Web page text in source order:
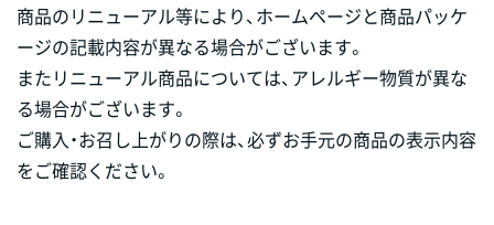
商品のリニューアル等により、ホームページと商品パッケ
ージの記載内容が異なる場合がございます。
またリニューアル商品については、アレルギー物質が異な
る場合がございます。
ご購入・お召し上がりの際は、必ずお手元の商品の表示内容
をご確認ください。